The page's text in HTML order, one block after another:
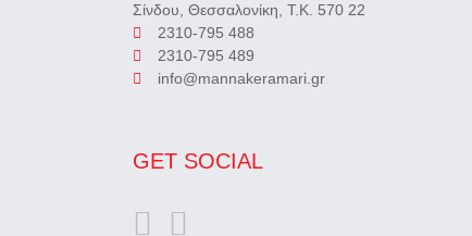
Σίνδου, Θεσσαλονίκη, Τ.Κ. 570 22
2310-795 488
2310-795 489
info@mannakeramari.gr
GET SOCIAL